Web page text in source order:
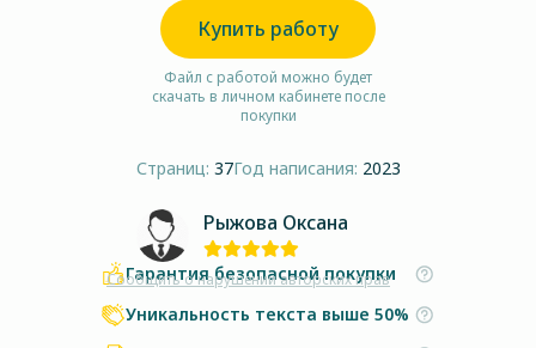
Купить работу
Файл с работой можно будет
скачать в личном кабинете после
покупки
Страниц: 37Год написания: 2023
Рыжова Оксана
Сообщить о нарушении авторских прав
Гарантия безопасной покупки
Уникальность текста выше 50%